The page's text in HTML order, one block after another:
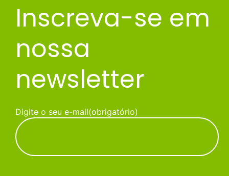
Inscreva-se em
nossa
newsletter
Digite o seu e-mail(obrigatório)